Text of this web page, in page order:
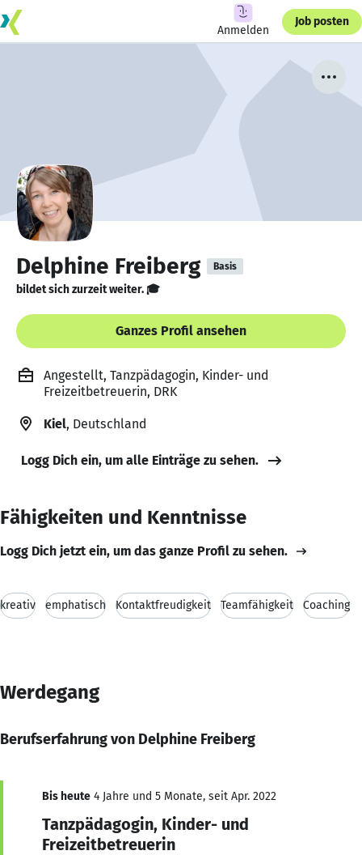
Anmelden
Job posten
Delphine Freiberg Basis
bildet sich zurzeit weiter. 🎓
Ganzes Profil ansehen
Angestellt, Tanzpädagogin, Kinder- und
Freizeitbetreuerin, DRK
Kiel, Deutschland
Logg Dich ein, um alle Einträge zu sehen.
Fähigkeiten und Kenntnisse
Logg Dich jetzt ein, um das ganze Profil zu sehen.
kreativ emphatisch Kontaktfreudigkeit Teamfähigkeit Coaching
Werdegang
Berufserfahrung von Delphine Freiberg
Bis heute 4 Jahre und 5 Monate, seit Apr. 2022
Tanzpädagogin, Kinder- und
Freizeitbetreuerin